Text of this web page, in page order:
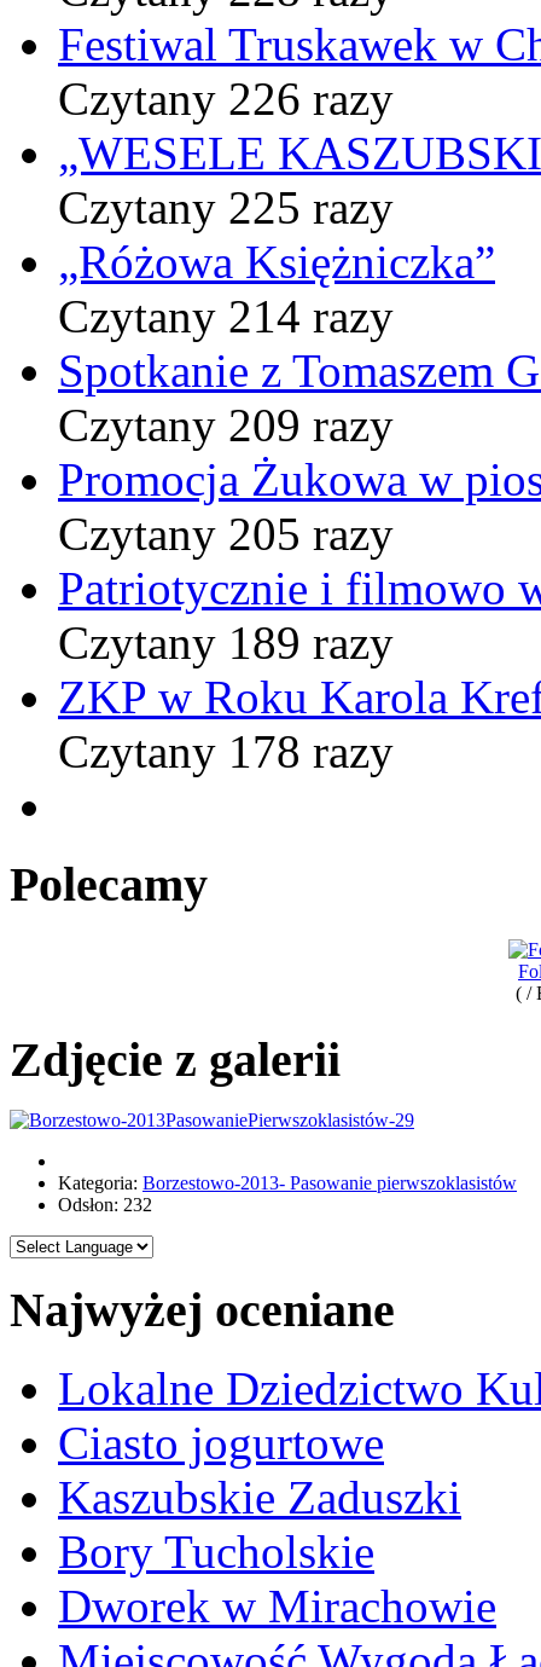
Festiwal Truskawek w
Czytany 226 razy
„WESELE
Czytany 225 razy
„Różowa Księżniczka”
Czytany 214 razy
Spotkanie z Tomaszem
Czytany 209 razy
Promocja Żukowa w
Czytany 205 razy
Patriotycznie i filmowo
Czytany 189 razy
ZKP w Roku Karola
Czytany 178 razy
Polecamy
( /
Zdjęcie z galerii
Kategoria: Borzestowo-2013- Pasowanie pierwszoklasistów
Odsłon: 232
Najwyżej oceniane
Lokalne Dziedzictwo
Ciasto jogurtowe
Kaszubskie Zaduszki
Bory Tucholskie
Dworek w Mirachowie